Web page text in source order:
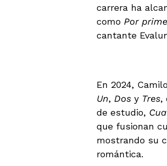
carrera ha
como Por
cantante
En 2024,
Un, Dos y Tres,
de estudio,
que fusionan
mostrando su
romántica.